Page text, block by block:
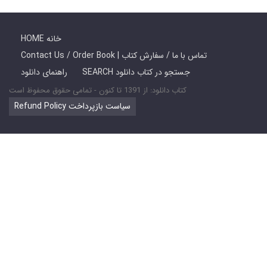
HOME خانه
Contact Us / Order Book | تماس با ما / سفارش کتاب
راهنمای دانلود
SEARCH جستجو در کتاب دانلود
کتاب دانلود: از 1391 تا کنون - تمامی حقوق محفوظ است
Refund Policy سیاست بازپرداخت